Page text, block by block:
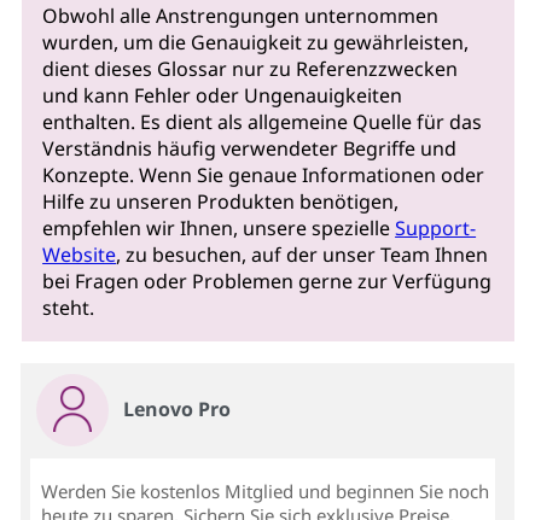
Obwohl alle Anstrengungen unternommen
wurden, um die Genauigkeit zu gewährleisten,
dient dieses Glossar nur zu Referenzzwecken
und kann Fehler oder Ungenauigkeiten
enthalten. Es dient als allgemeine Quelle für das
Verständnis häufig verwendeter Begriffe und
Konzepte. Wenn Sie genaue Informationen oder
Hilfe zu unseren Produkten benötigen,
empfehlen wir Ihnen, unsere spezielleSupport-
Website, zu besuchen, auf der unser Team Ihnen
bei Fragen oder Problemen gerne zur Verfügung
steht.
Lenovo Pro
Werden Sie kostenlos Mitglied und beginnen Sie noch